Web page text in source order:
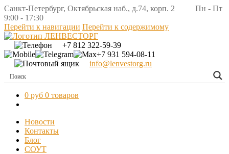
Санкт-Петербург, Октябрьская наб., д.74, корп. 2 Пн - Пт
9:00 - 17:30
Перейти к навигации Перейти к содержимому
+7 812 322-59-39
+7 931 594-08-11
info@lenvestorg.ru
0 руб 0 товаров
Новости
Контакты
Блог
СОУТ